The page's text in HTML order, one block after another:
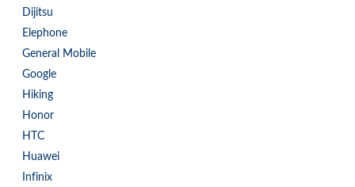
Dijitsu
Elephone
General Mobile
Google
Hiking
Honor
HTC
Huawei
Infinix